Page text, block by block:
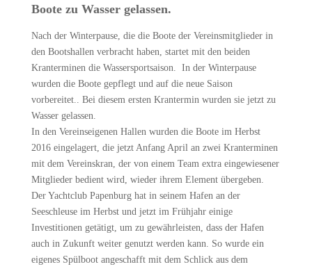
Boote zu Wasser gelassen.
Nach der Winterpause, die die Boote der Vereinsmitglieder in
den Bootshallen verbracht haben, startet mit den beiden
Kranterminen die Wassersportsaison. In der Winterpause
wurden die Boote gepflegt und auf die neue Saison
vorbereitet.. Bei diesem ersten Krantermin wurden sie jetzt zu
Wasser gelassen.
In den Vereinseigenen Hallen wurden die Boote im Herbst
2016 eingelagert, die jetzt Anfang April an zwei Kranterminen
mit dem Vereinskran, der von einem Team extra eingewiesener
Mitglieder bedient wird, wieder ihrem Element übergeben.
Der Yachtclub Papenburg hat in seinem Hafen an der
Seeschleuse im Herbst und jetzt im Frühjahr einige
Investitionen getätigt, um zu gewährleisten, dass der Hafen
auch in Zukunft weiter genutzt werden kann. So wurde ein
eigenes Spülboot angeschafft mit dem Schlick aus dem